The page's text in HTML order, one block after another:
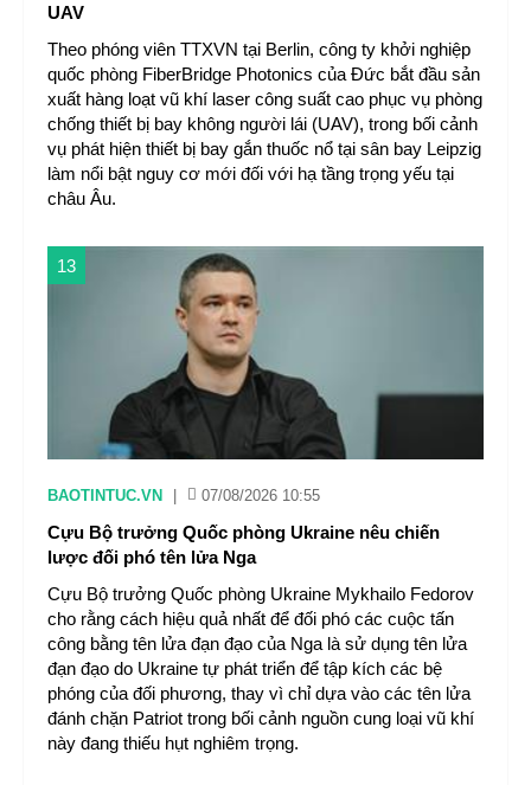
UAV
Theo phóng viên TTXVN tại Berlin, công ty khởi nghiệp
quốc phòng FiberBridge Photonics của Đức bắt đầu sản
xuất hàng loạt vũ khí laser công suất cao phục vụ phòng
chống thiết bị bay không người lái (UAV), trong bối cảnh
vụ phát hiện thiết bị bay gắn thuốc nổ tại sân bay Leipzig
làm nổi bật nguy cơ mới đối với hạ tầng trọng yếu tại
châu Âu.
13
BAOTINTUC.VN 07/08/2026 10:55
Cựu Bộ trưởng Quốc phòng Ukraine nêu chiến
lược đối phó tên lửa Nga
Cựu Bộ trưởng Quốc phòng Ukraine Mykhailo Fedorov
cho rằng cách hiệu quả nhất để đối phó các cuộc tấn
công bằng tên lửa đạn đạo của Nga là sử dụng tên lửa
đạn đạo do Ukraine tự phát triển để tập kích các bệ
phóng của đối phương, thay vì chỉ dựa vào các tên lửa
đánh chặn Patriot trong bối cảnh nguồn cung loại vũ khí
này đang thiếu hụt nghiêm trọng.